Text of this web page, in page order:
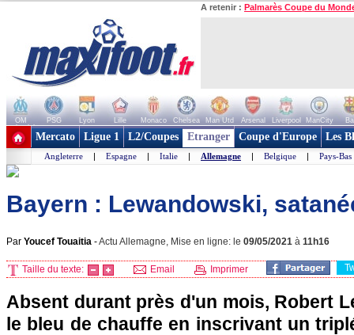
A retenir : Palmarès Coupe du
OM PSG Lyon Lille Monaco Chelsea Man Utd Arsenal Liverpool ManCity
+ de clubs
Mercato Ligue 1 L2/Coupes Etranger Coupe d'Europe Les
Angleterre | Espagne | Italie | Allemagne | Belgique | Pays-Bas
Bayern : Lewandowski,
Par Youcef Touaitia -Actu Allemagne, Mise en ligne: le 09/05/2021 à 11h16
Taille du texte: Email Imprimer
Absent durant près d'un mois, Robert
le bleu de chauffe en inscrivant un